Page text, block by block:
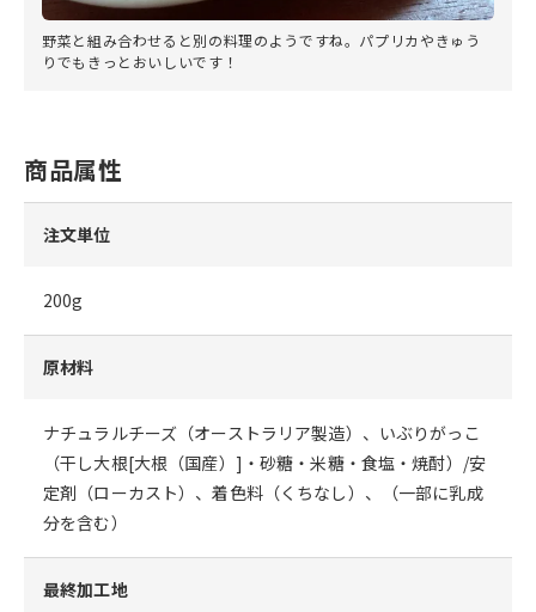
野菜と組み合わせると別の料理のようですね。パプリカやきゅう
りでもきっとおいしいです！
商品属性
注文単位
200g
原材料
ナチュラルチーズ（オーストラリア製造）、いぶりがっこ
（干し大根[大根（国産）]・砂糖・米糖・食塩・焼酎）/安
定剤（ローカスト）、着色料（くちなし）、（一部に乳成
分を含む）
最終加工地